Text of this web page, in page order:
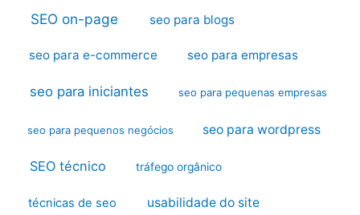
SEO on-page seo para blogs
seo para e-commerce seo para empresas
seo para iniciantes seo para pequenas empresas
seo para pequenos negócios seo para wordpress
SEO técnico tráfego orgânico
técnicas de seo usabilidade do site